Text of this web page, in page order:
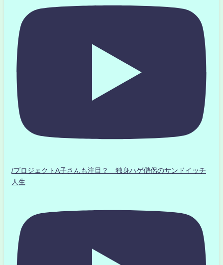
/プロジェクトA子さんも注目？ 独身ハゲ僧侶のサンドイッチ
人生